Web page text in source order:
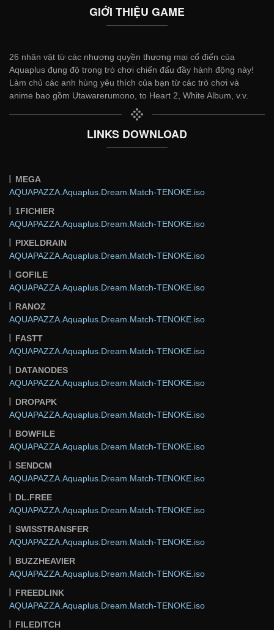
GIỚI THIỆU GAME
26 nhân vật từ các nhượng quyền thương mại cổ điển của
Aquaplus đụng độ trong trò chơi chiến đấu đầy hành động này!
Làm chủ các anh hùng yêu thích của bạn từ các trò chơi và
anime bao gồm Utawarerumono, to Heart 2, White Album, v.v.
LINKS DOWNLOAD
MEGA
AQUAPAZZA.Aquaplus.Dream.Match-TENOKE.iso
1FICHIER
AQUAPAZZA.Aquaplus.Dream.Match-TENOKE.iso
PIXELDRAIN
AQUAPAZZA.Aquaplus.Dream.Match-TENOKE.iso
GOFILE
AQUAPAZZA.Aquaplus.Dream.Match-TENOKE.iso
RANOZ
AQUAPAZZA.Aquaplus.Dream.Match-TENOKE.iso
FASTT
AQUAPAZZA.Aquaplus.Dream.Match-TENOKE.iso
DATANODES
AQUAPAZZA.Aquaplus.Dream.Match-TENOKE.iso
DROPAPK
AQUAPAZZA.Aquaplus.Dream.Match-TENOKE.iso
BOWFILE
AQUAPAZZA.Aquaplus.Dream.Match-TENOKE.iso
SENDCM
AQUAPAZZA.Aquaplus.Dream.Match-TENOKE.iso
DL.FREE
AQUAPAZZA.Aquaplus.Dream.Match-TENOKE.iso
SWISSTRANSFER
AQUAPAZZA.Aquaplus.Dream.Match-TENOKE.iso
BUZZHEAVIER
AQUAPAZZA.Aquaplus.Dream.Match-TENOKE.iso
FREEDLINK
AQUAPAZZA.Aquaplus.Dream.Match-TENOKE.iso
FILEDITCH